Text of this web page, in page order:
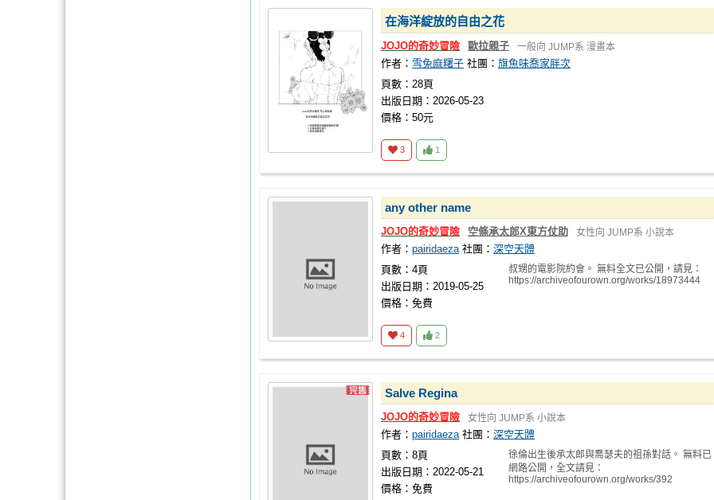
在海洋綻放的自由之花
JOJO的奇妙冒險 歐拉親子 一般向 JUMP系 漫畫本
作者： 雪兔麻糬子 社團： 旗魚味喬家胖次
頁數：28頁
出版日期：2026-05-23
價格：50元
3 1
any other name
JOJO的奇妙冒險 空條承太郎X東方仗助 女性向 JUMP系 小說本
作者： pairidaeza 社團： 深空天體
頁數：4頁
出版日期：2019-05-25
價格：免費
叔甥的電影院約會。 無料全文已公開，請見：
https://archiveofourown.org/works/18973444
4 2
Salve Regina
JOJO的奇妙冒險 女性向 JUMP系 小說本
作者： pairidaeza 社團： 深空天體
頁數：8頁
出版日期：2022-05-21
價格：免費
徐倫出生後承太郎與喬瑟夫的祖孫對話。 無料已
網路公開，全文請見：
https://archiveofourown.org/works/392